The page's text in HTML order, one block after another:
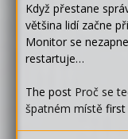
Když přestane
většina lidí začne
Monitor se
restartuje…
The post Proč se
špatném místě first